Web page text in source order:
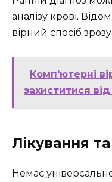
аналізу крові.
вірний спосіб
Комп'ютерні
захиститися
Лікування
Немає